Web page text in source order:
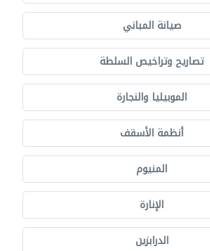
صيانة المباني
تصاريح وتراخيص السلطة
الموبيليا والنجارة
أنظمة الأسقف
المنيوم
الإنارة
الدرابزين